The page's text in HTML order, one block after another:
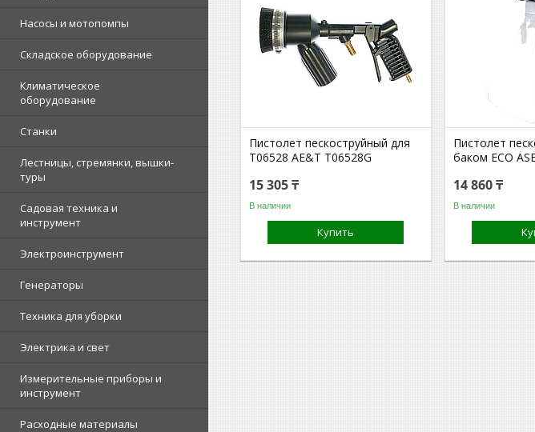
Насосы и мотопомпы
Складское оборудование
Климатическое
оборудование
Станки
Лестницы, стремянки, вышки-
туры
Садовая техника и
инструмент
Электроинструмент
Генераторы
Техника для уборки
Электрика и свет
Измерительные приборы и
инструмент
Расходные материалы
Пистолет пескоструйный для
T06528 AE&T T06528G
15 305 ₸
В наличии
Купить
Пистолет
баком ECO
14 860 ₸
В наличии